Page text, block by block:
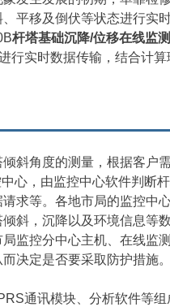
平移及倒伏等状态进行实
杆塔基础沉降/位移在线监
行实时数据传输，结合计
斜角度的测量，根据客户
心，由监控中心软件判断
求等。各地市局的监控中
斜，沉降以及环境信息等
监控分中心主机、在线监
决定是否要采取防护措施。
通讯模块、分析软件等